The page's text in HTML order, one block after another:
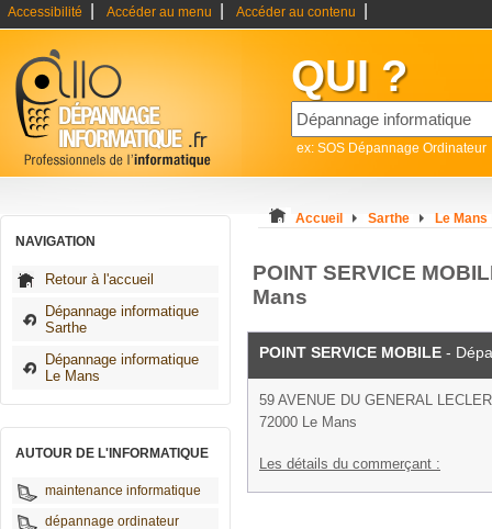
Accessibilité Accéder au menu Accéder au contenu
QUI ?
ex: SOS Dépannage Ordinateur
NAVIGATION
Retour à l'accueil
Dépannage informatique
Sarthe
Dépannage informatique
Le Mans
AUTOUR DE L'INFORMATIQUE
maintenance informatique
dépannage ordinateur
Accueil Sarthe Le Mans
POINT SERVICE
Mans
POINT SERVICE MOBILE -
59 AVENUE DU GENERAL
72000 Le Mans
Les détails du commerçant :